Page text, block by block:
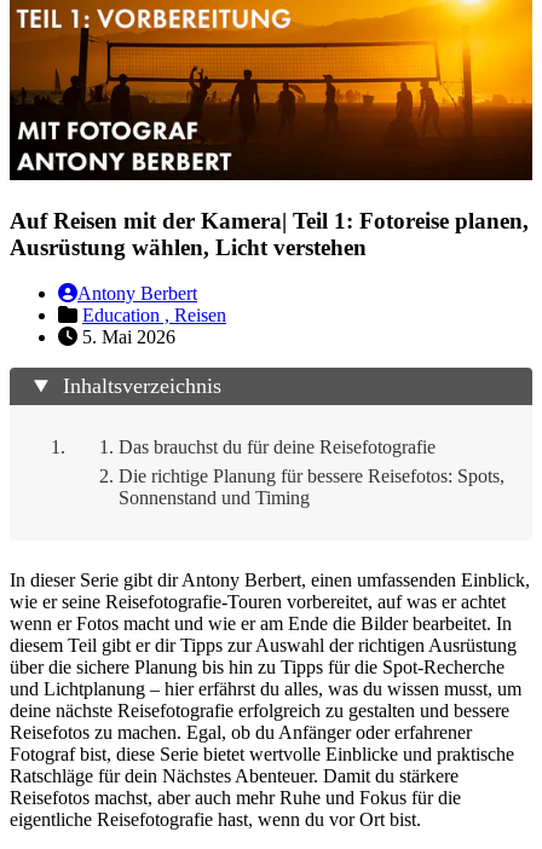
Auf Reisen mit der Kamera| Teil 1: Fotoreise planen,
Ausrüstung wählen, Licht verstehen
Antony Berbert
Education , Reisen
5. Mai 2026
Inhaltsverzeichnis
Das brauchst du für deine Reisefotografie
Die richtige Planung für bessere Reisefotos: Spots,
Sonnenstand und Timing
In dieser Serie gibt dir Antony Berbert, einen umfassenden Einblick,
wie er seine Reisefotografie-Touren vorbereitet, auf was er achtet
wenn er Fotos macht und wie er am Ende die Bilder bearbeitet. In
diesem Teil gibt er dir Tipps zur Auswahl der richtigen Ausrüstung
über die sichere Planung bis hin zu Tipps für die Spot-Recherche
und Lichtplanung – hier erfährst du alles, was du wissen musst, um
deine nächste Reisefotografie erfolgreich zu gestalten und bessere
Reisefotos zu machen. Egal, ob du Anfänger oder erfahrener
Fotograf bist, diese Serie bietet wertvolle Einblicke und praktische
Ratschläge für dein Nächstes Abenteuer. Damit du stärkere
Reisefotos machst, aber auch mehr Ruhe und Fokus für die
eigentliche Reisefotografie hast, wenn du vor Ort bist.